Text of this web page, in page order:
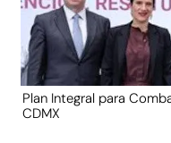
Plan Integral para
CDMX